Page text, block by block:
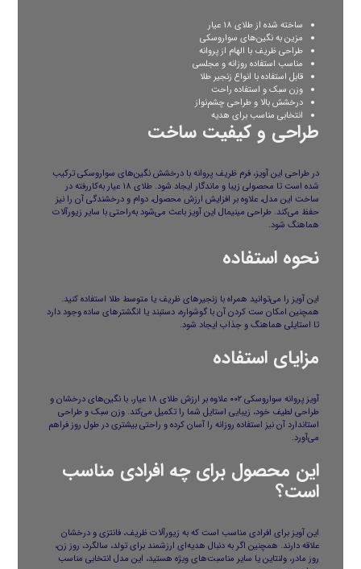
ساخته شده از طلای ۱۸ عیار
مزین به نگین‌های سواروسکی
طراحی ظریف با الهام از پروانه
مناسب استفاده روزانه و مجلسی
قابل استفاده با انواع زنجیر طلا
وزن سبک و استفاده راحت
درخشش بالا و طراحی چشم‌نواز
انتخابی مناسب برای هدیه
طراحی و کیفیت ساخت
در طراحی این آویز، فرم ظریف پروانه با درخشش نگین‌های سواروسکی ترکیب
شده است تا محصولی زیبا و ماندگار ایجاد شود. طلای ۱۸ عیار به‌کاررفته در
ساخت این مدل، علاوه بر افزایش ارزش محصول، دوام و درخشندگی آن را نیز
حفظ می‌کند. طراحی مینیمال این آویز باعث می‌شود به‌راحتی با سایر زیورآلات
هماهنگ شود.
نحوه استفاده
این آویز را می‌توانید همراه با زنجیرهای ظریف یا متوسط طلا استفاده کنید.
همچنین امکان ست کردن آن با گوشواره، دستبند یا انگشترهای ساده وجود دارد
تا استایلی هماهنگ و جذاب ایجاد شود.
مزایای استفاده
آویز پروانه سواروسکی ۰۰۲ علاوه بر ارزش طلای ۱۸ عیار، با نگین‌های درخشان و
طراحی لطیف خود، زیبایی استایل شما را تکمیل می‌کند. وزن سبک و طراحی
استاندارد آن نیز استفاده روزانه را آسان کرده و راحتی بیشتری در طول روز فراهم
می‌آورد.
این محصول برای چه افرادی مناسب
است؟
این آویز برای افرادی مناسب است که به زیورآلات ظریف، فانتزی و درخشان
علاقه دارند. همچنین اگر به دنبال هدیه‌ای ارزشمند برای تولد، سالگرد، روز زن،
روز مادر، ولنتاین یا سایر مناسبت‌های ویژه هستید، این مدل انتخابی مناسب